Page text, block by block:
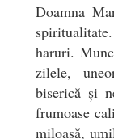
Doamna
haruri.
zilele,
biserică și
frumoase
miloasă,